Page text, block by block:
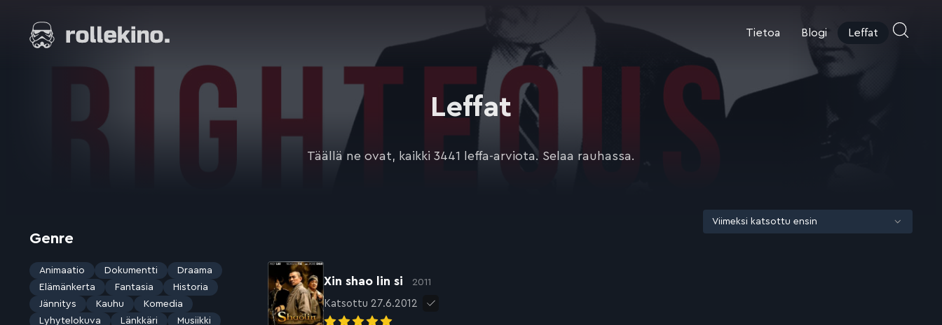
suoraan
sisältöön
Elokuvat ja elokuva-arviot | Rollekino.fi
lopputekstien
Tietoa Blogi Leffat
Leffat
Täällä ne ovat, kaikki 3441 leffa-arviota. Selaa rauhassa.
Genre
Animaatio Dokumentti
Draama
Elämänkerta
Fantasia
Historia
Jännitys
Kauhu
Komedia
Lyhytelokuva
Länkkäri
Musiikki
Xin shao lin si 2011
Katsottu 27.6.2012